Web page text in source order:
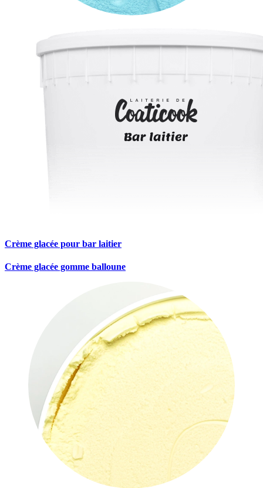
Crème glacée pour bar laitier
Crème glacée gomme balloune